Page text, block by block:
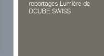
reportages Lumière de
DCUBE.SWISS